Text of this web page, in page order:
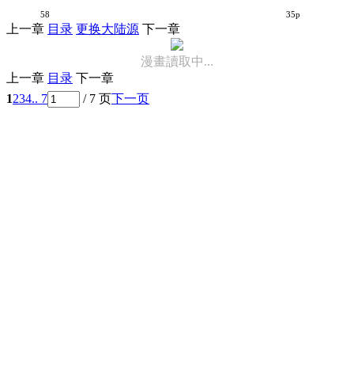
58 35p
上一章 目录 更换大陆源 下一章
漫畫讀取中...
上一章 目录 下一章
1234.. 7 / 7 页下一页